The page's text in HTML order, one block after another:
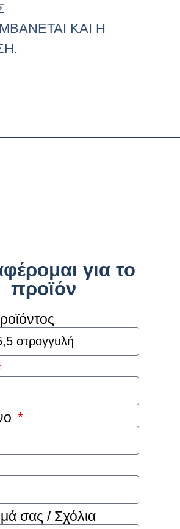
ΚΑΙ Η
για το
προϊόν
σας / Σχόλια